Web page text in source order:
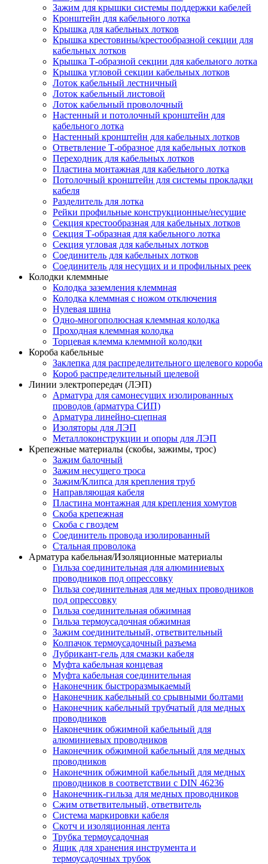
Зажим для крышки системы поддержки кабелей
Кронштейн для кабельного лотка
Крышка для кабельных лотков
Крышка крестовины/крестообразной секции для
кабельных лотков
Крышка Т-образной секции для кабельного лотка
Крышка угловой секции кабельных лотков
Лоток кабельный лестничный
Лоток кабельный листовой
Лоток кабельный проволочный
Настенный и потолочный кронштейн для
кабельного лотка
Настенный кронштейн для кабельных лотков
Ответвление Т-образное для кабельных лотков
Переходник для кабельных лотков
Пластина монтажная для кабельного лотка
Потолочный кронштейн для системы прокладки
кабеля
Разделитель для лотка
Рейки профильные конструкционные/несущие
Секция крестообразная для кабельных лотков
Секция Т-образная для кабельного лотка
Секция угловая для кабельных лотков
Соединитель для кабельных лотков
Соединитель для несущих и и профильных реек
Колодки клеммные
Колодка заземления клеммная
Колодка клеммная с ножом отключения
Нулевая шина
Одно-многополюсная клеммная колодка
Проходная клеммная колодка
Торцевая клемма клеммной колодки
Короба кабельные
Заклепка для распределительного щелевого короба
Короб распределительный щелевой
Линии электропередач (ЛЭП)
Арматура для самонесущих изолированных
проводов (арматура СИП)
Арматура линейно-сцепная
Изоляторы для ЛЭП
Металлоконструкции и опоры для ЛЭП
Крепежные материалы (скобы, зажимы, трос)
Зажим балочный
Зажим несущего троса
Зажим/Клипса для крепления труб
Направляющая кабеля
Пластина монтажная для крепления хомутов
Скоба крепежная
Скоба с гвоздем
Соединитель провода изолированный
Стальная проволока
Арматура кабельная/Изоляционные материалы
Гильза соединительная для алюминиевых
проводников под опрессовку
Гильза соединительная для медных проводников
под опрессовку
Гильза соединительная обжимная
Гильза термоусадочная обжимная
Зажим соединительный, ответвительный
Колпачок термоусадочный разъема
Лубрикант-гель для смазки кабеля
Муфта кабельная концевая
Муфта кабельная соединительная
Наконечник быстроразмыкаемый
Наконечник кабельный со срывными болтами
Наконечник кабельный трубчатый для медных
проводников
Наконечник обжимной кабельный для
алюминиевых проводников
Наконечник обжимной кабельный для медных
проводников
Наконечник обжимной кабельный для медных
проводников в соответствии с DIN 46236
Наконечник-гильза для медных проводников
Сжим ответвительный, ответвитель
Система маркировки кабеля
Скотч и изоляционная лента
Трубка термоусадочная
Ящик для хранения инструмента и
термоусадочных трубок